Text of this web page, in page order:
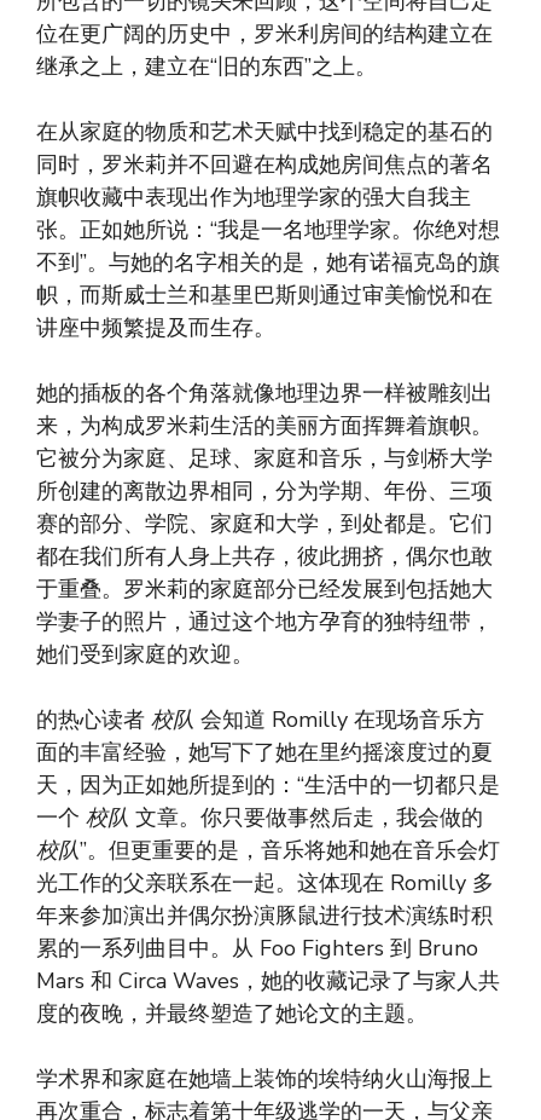
位在更广阔的历史中，罗米利房间的结构建立在
继承之上，建立在“旧的东西”之上。
在从家庭的物质和艺术天赋中找到稳定的基石的
同时，罗米莉并不回避在构成她房间焦点的著名
旗帜收藏中表现出作为地理学家的强大自我主
张。正如她所说：“我是一名地理学家。你绝对想
不到”。与她的名字相关的是，她有诺福克岛的旗
帜，而斯威士兰和基里巴斯则通过审美愉悦和在
讲座中频繁提及而生存。
她的插板的各个角落就像地理边界一样被雕刻出
来，为构成罗米莉生活的美丽方面挥舞着旗帜。
它被分为家庭、足球、家庭和音乐，与剑桥大学
所创建的离散边界相同，分为学期、年份、三项
赛的部分、学院、家庭和大学，到处都是。它们
都在我们所有人身上共存，彼此拥挤，偶尔也敢
于重叠。罗米莉的家庭部分已经发展到包括她大
学妻子的照片，通过这个地方孕育的独特纽带，
她们受到家庭的欢迎。
的热心读者 校队 会知道 Romilly 在现场音乐方
面的丰富经验，她写下了她在里约摇滚度过的夏
天，因为正如她所提到的：“生活中的一切都只是
一个 校队 文章。你只要做事然后走，我会做的
校队”。但更重要的是，音乐将她和她在音乐会灯
光工作的父亲联系在一起。这体现在 Romilly 多
年来参加演出并偶尔扮演豚鼠进行技术演练时积
累的一系列曲目中。从 Foo Fighters 到 Bruno
Mars 和 Circa Waves，她的收藏记录了与家人共
度的夜晚，并最终塑造了她论文的主题。
学术界和家庭在她墙上装饰的埃特纳火山海报上
再次重合，标志着第十年级逃学的一天，与父亲